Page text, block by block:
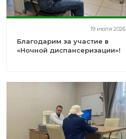
19 июля 2026
Благодарим за участие в
«Ночной диспансеризации»!